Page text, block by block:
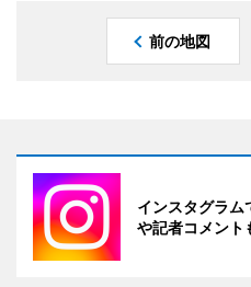
前の地図
インスタグラム
や記者コメント